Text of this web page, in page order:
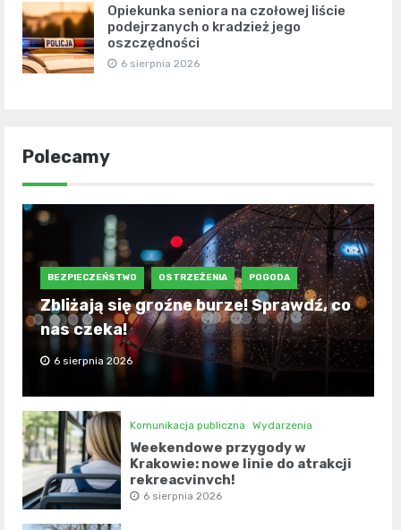
Opiekunka seniora na czołowej liście
podejrzanych o kradzież jego
oszczędności
6 sierpnia 2026
Polecamy
BEZPIECZEŃSTWO OSTRZEŻENIA POGODA
Zbliżają się groźne burze! Sprawdź, co
nas czeka!
6 sierpnia 2026
Komunikacja publiczna Wydarzenia
Weekendowe przygody w
Krakowie: nowe linie do atrakcji
rekreacyjnych!
6 sierpnia 2026